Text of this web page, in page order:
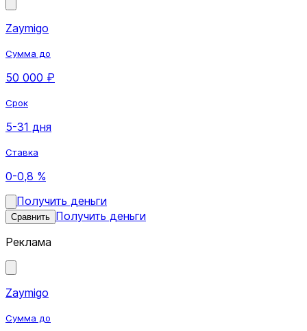
Zaymigo
Сумма до
50 000 ₽
Срок
5-31 дня
Ставка
0-0,8 %
Получить деньги
Сравнить Получить деньги
Реклама
Zaymigo
Сумма до